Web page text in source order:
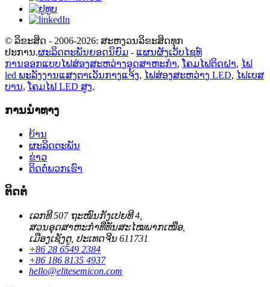
© ລິຂະສິດ - 2006-2026: ສະຫງວນລິຂະສິດທຸກ
ປະການ.ຜະລິດຕະພັນຍອດນິຍົມ - ແຜນຜັງເວັບໄຊທ໌
ການອອກແບບໄຟສ່ອງສະຫວ່າງອຸດສາຫະກໍາ, ໂຄມໄຟຕິດຝາ, ໄຟ
led ພະລັງງານແສງຕາເວັນກາງແຈ້ງ, ໄຟສ່ອງສະຫວ່າງ LED, ໄຟເບສ
ບານ, ໂຄມໄຟ LED ສູງ,
ການນຳທາງ
ບ້ານ
ຜະລິດຕະພັນ
ຂ່າວ
ຕິດຕໍ່ພວກເຮົາ
ຕິດຕໍ່
ເລກທີ 507 ຖະໜົນກັງເປຍທີ 4,
ສວນອຸດສາຫະກຳທີ່ທັນສະໄໝພາກເໜືອ,
ເມືອງເຊັງຕູ, ປະເທດຈີນ 611731
+86 28 6549 2384
+86 186 8135 4937
hello@elitesemicon.com